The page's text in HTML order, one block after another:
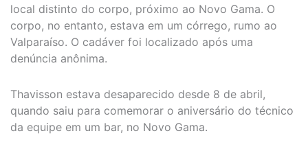
local distinto do corpo, próximo ao Novo Gama. O
corpo, no entanto, estava em um córrego, rumo ao
Valparaíso. O cadáver foi localizado após uma
denúncia anônima.
Thavisson estava desaparecido desde 8 de abril,
quando saiu para comemorar o aniversário do técnico
da equipe em um bar, no Novo Gama.